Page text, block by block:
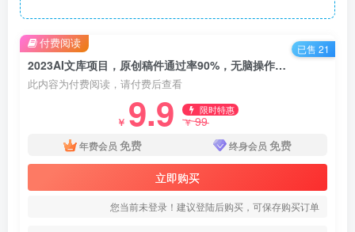
2023AI文库项目，原创稿件通过率90%，无脑操作可批量放大
此内容为付费阅读，请付费后查看
￥ 9.9 限时特惠
￥99
年费会员 免费 终身会员 免费
立即购买
您当前未登录！建议登陆后购买，可保存购买订单
付费阅读 已售 21